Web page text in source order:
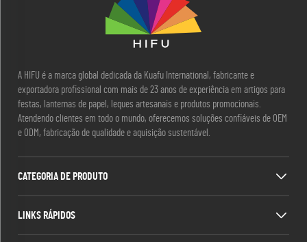
A HIFU é a marca global dedicada da Kuafu International, fabricante e
exportadora profissional com mais de 23 anos de experiência em artigos para
festas, lanternas de papel, leques artesanais e produtos promocionais.
Atendendo clientes em todo o mundo, oferecemos soluções confiáveis de OEM
e ODM, fabricação de qualidade e aquisição sustentável.
CATEGORIA DE PRODUTO
LINKS RÁPIDOS